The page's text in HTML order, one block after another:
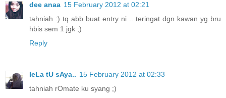
dee anaa 15 February 2012 at 02:21
tahniah :) tq abb buat entry ni .. teringat dgn kawan yg bru
hbis sem 1 jgk ;)
Reply
IeLa tU sAya.. 15 February 2012 at 02:33
tahniah rOmate ku syang ;)